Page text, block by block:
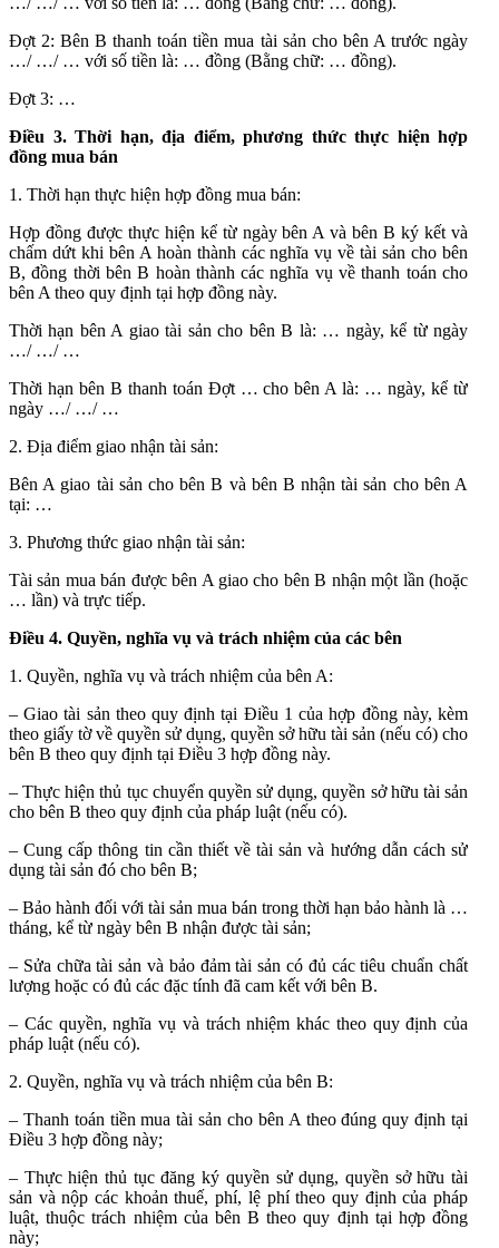
Đợt 2: Bên B thanh toán tiền mua tài sản cho bên A trước ngày
…/ …/ … với số tiền là: … đồng (Bằng chữ: … đồng).
Đợt 3: …
Điều 3. Thời hạn, địa điểm, phương thức thực hiện hợp
đồng mua bán
1. Thời hạn thực hiện hợp đồng mua bán:
Hợp đồng được thực hiện kể từ ngày bên A và bên B ký kết và
chấm dứt khi bên A hoàn thành các nghĩa vụ về tài sản cho bên
B, đồng thời bên B hoàn thành các nghĩa vụ về thanh toán cho
bên A theo quy định tại hợp đồng này.
Thời hạn bên A giao tài sản cho bên B là: … ngày, kể từ ngày
…/ …/ …
Thời hạn bên B thanh toán Đợt … cho bên A là: … ngày, kể từ
ngày …/ …/ …
2. Địa điểm giao nhận tài sản:
Bên A giao tài sản cho bên B và bên B nhận tài sản cho bên A
tại: …
3. Phương thức giao nhận tài sản:
Tài sản mua bán được bên A giao cho bên B nhận một lần (hoặc
… lần) và trực tiếp.
Điều 4. Quyền, nghĩa vụ và trách nhiệm của các bên
1. Quyền, nghĩa vụ và trách nhiệm của bên A:
– Giao tài sản theo quy định tại Điều 1 của hợp đồng này, kèm
theo giấy tờ về quyền sử dụng, quyền sở hữu tài sản (nếu có) cho
bên B theo quy định tại Điều 3 hợp đồng này.
– Thực hiện thủ tục chuyển quyền sử dụng, quyền sở hữu tài sản
cho bên B theo quy định của pháp luật (nếu có).
– Cung cấp thông tin cần thiết về tài sản và hướng dẫn cách sử
dụng tài sản đó cho bên B;
– Bảo hành đối với tài sản mua bán trong thời hạn bảo hành là …
tháng, kể từ ngày bên B nhận được tài sản;
– Sửa chữa tài sản và bảo đảm tài sản có đủ các tiêu chuẩn chất
lượng hoặc có đủ các đặc tính đã cam kết với bên B.
– Các quyền, nghĩa vụ và trách nhiệm khác theo quy định của
pháp luật (nếu có).
2. Quyền, nghĩa vụ và trách nhiệm của bên B:
– Thanh toán tiền mua tài sản cho bên A theo đúng quy định tại
Điều 3 hợp đồng này;
– Thực hiện thủ tục đăng ký quyền sử dụng, quyền sở hữu tài
sản và nộp các khoản thuế, phí, lệ phí theo quy định của pháp
luật, thuộc trách nhiệm của bên B theo quy định tại hợp đồng
này;